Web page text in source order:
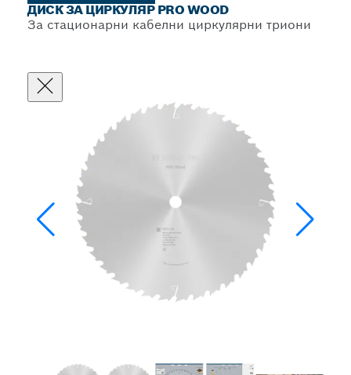
ДИСК ЗА ЦИРКУЛЯР PRO WOOD
За стационарни кабелни циркулярни триони